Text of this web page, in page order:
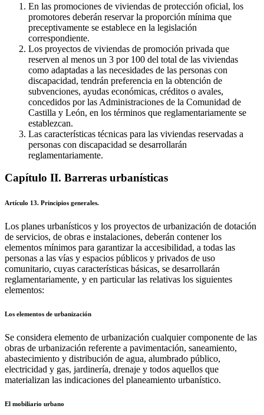
En las promociones de viviendas de protección oficial, los
promotores deberán reservar la proporción mínima que
preceptivamente se establece en la legislación
correspondiente.
Los proyectos de viviendas de promoción privada que
reserven al menos un 3 por 100 del total de las viviendas
como adaptadas a las necesidades de las personas con
discapacidad, tendrán preferencia en la obtención de
subvenciones, ayudas económicas, créditos o avales,
concedidos por las Administraciones de la Comunidad de
Castilla y León, en los términos que reglamentariamente se
establezcan.
Las características técnicas para las viviendas reservadas a
personas con discapacidad se desarrollarán
reglamentariamente.
Capítulo II. Barreras urbanísticas
Artículo 13. Principios generales.
Los planes urbanísticos y los proyectos de urbanización de dotación
de servicios, de obras e instalaciones, deberán contener los
elementos mínimos para garantizar la accesibilidad, a todas las
personas a las vías y espacios públicos y privados de uso
comunitario, cuyas características básicas, se desarrollarán
reglamentariamente, y en particular las relativas los siguientes
elementos:
Los elementos de urbanización
Se considera elemento de urbanización cualquier componente de las
obras de urbanización referente a pavimentación, saneamiento,
abastecimiento y distribución de agua, alumbrado público,
electricidad y gas, jardinería, drenaje y todos aquellos que
materializan las indicaciones del planeamiento urbanístico.
El mobiliario urbano